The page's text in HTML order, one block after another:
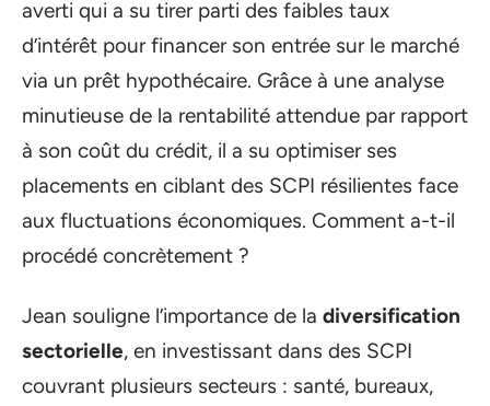
averti qui a su tirer parti des faibles taux
d’intérêt pour financer son entrée sur le marché
via un prêt hypothécaire. Grâce à une analyse
minutieuse de la rentabilité attendue par rapport
à son coût du crédit, il a su optimiser ses
placements en ciblant des SCPI résilientes face
aux fluctuations économiques. Comment a-t-il
procédé concrètement ?
Jean souligne l’importance de la diversification
sectorielle, en investissant dans des SCPI
couvrant plusieurs secteurs : santé, bureaux,